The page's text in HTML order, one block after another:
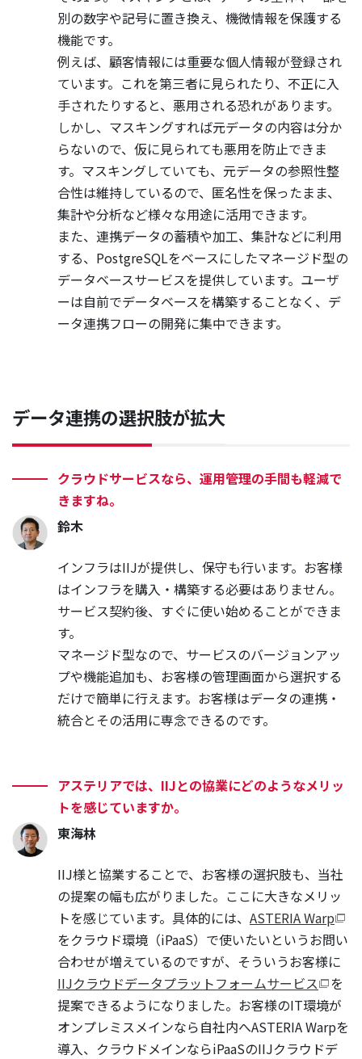
別の数字や記号に置き換え、機微情報を保護する
機能です。
例えば、顧客情報には重要な個人情報が登録され
ています。これを第三者に見られたり、不正に入
手されたりすると、悪用される恐れがあります。
しかし、マスキングすれば元データの内容は分か
らないので、仮に見られても悪用を防止できま
す。マスキングしていても、元データの参照性整
合性は維持しているので、匿名性を保ったまま、
集計や分析など様々な用途に活用できます。
また、連携データの蓄積や加工、集計などに利用
する、PostgreSQLをベースにしたマネージド型の
データベースサービスを提供しています。ユーザ
ーは自前でデータベースを構築することなく、デ
ータ連携フローの開発に集中できます。
データ連携の選択肢が拡大
クラウドサービスなら、運用管理の手間も軽減で
きますね。
鈴木
インフラはIIJが提供し、保守も行います。お客様
はインフラを購入・構築する必要はありません。
サービス契約後、すぐに使い始めることができま
す。
マネージド型なので、サービスのバージョンアッ
プや機能追加も、お客様の管理画面から選択する
だけで簡単に行えます。お客様はデータの連携・
統合とその活用に専念できるのです。
アステリアでは、IIJとの協業にどのようなメリッ
トを感じていますか。
東海林
IIJ様と協業することで、お客様の選択肢も、当社
の提案の幅も広がりました。ここに大きなメリッ
トを感じています。具体的には、 ASTERIA Warp
をクラウド環境（iPaaS）で使いたいというお問い
合わせが増えているのですが、そういうお客様に
IIJクラウドデータプラットフォームサービス
を
提案できるようになりました。お客様のIT環境が
オンプレミスメインなら自社内へASTERIA Warpを
導入、クラウドメインならiPaaSのIIJクラウドデ